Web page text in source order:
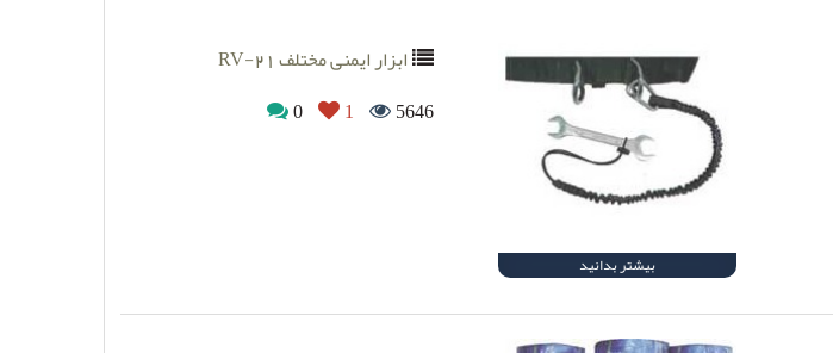
بیشتر بدانید
ابزار ایمنی مختلف RV-21
5646
1
0